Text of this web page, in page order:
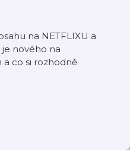
na NETFLIXU a
je nového na
co si rozhodně